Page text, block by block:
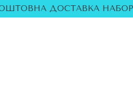
ДОСТАВКА НАБОРУ